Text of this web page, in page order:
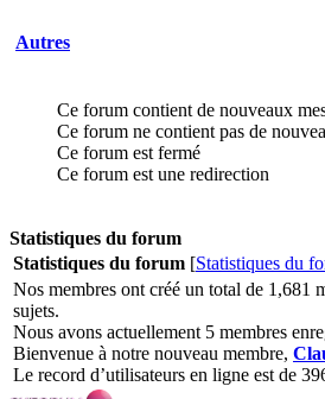
discussions
Autres
Ce forum contient de nouveaux
Ce forum ne contient pas de
Ce forum est fermé
Ce forum est une redirection
Statistiques du forum
Statistiques du forum [Statistiques du
Nos membres ont créé un total de 1,681
sujets.
Nous avons actuellement 5 membres
Bienvenue à notre nouveau membre,
Le record d’utilisateurs en ligne est de